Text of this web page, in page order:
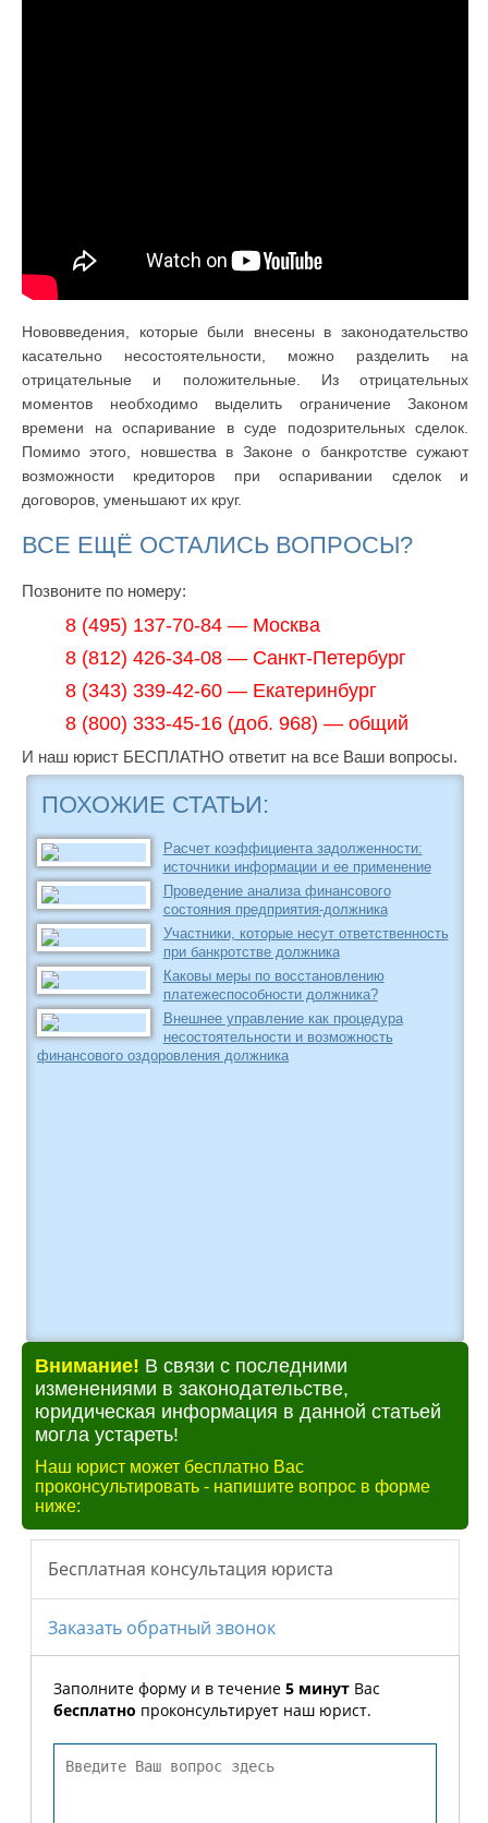
Нововведения, которые были внесены в законодательство
касательно несостоятельности, можно разделить на
отрицательные и положительные. Из отрицательных
моментов необходимо выделить ограничение Законом
времени на оспаривание в суде подозрительных сделок.
Помимо этого, новшества в Законе о банкротстве сужают
возможности кредиторов при оспаривании сделок и
договоров, уменьшают их круг.
ВСЕ ЕЩЁ ОСТАЛИСЬ ВОПРОСЫ?
Позвоните по номеру:
8 (495) 137-70-84 — Москва
8 (812) 426-34-08 — Санкт-Петербург
8 (343) 339-42-60 — Екатеринбург
8 (800) 333-45-16 (доб. 968) — общий
И наш юрист БЕСПЛАТНО ответит на все Ваши вопросы.
ПОХОЖИЕ СТАТЬИ:
Расчет коэффициента задолженности:
источники информации и ее применение
Проведение анализа финансового
состояния предприятия-должника
Участники, которые несут ответственность
при банкротстве должника
Каковы меры по восстановлению
платежеспособности должника?
Внешнее управление как процедура
несостоятельности и возможность
финансового оздоровления должника
Внимание! В связи с последними
изменениями в законодательстве,
юридическая информация в данной статьей
могла устареть!
Наш юрист может бесплатно Вас
проконсультировать - напишите вопрос в форме
ниже: